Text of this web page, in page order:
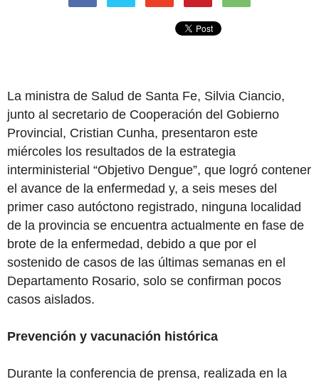
La ministra de Salud de Santa Fe, Silvia Ciancio,
junto al secretario de Cooperación del Gobierno
Provincial, Cristian Cunha, presentaron este
miércoles los resultados de la estrategia
interministerial “Objetivo Dengue”, que logró contener
el avance de la enfermedad y, a seis meses del
primer caso autóctono registrado, ninguna localidad
de la provincia se encuentra actualmente en fase de
brote de la enfermedad, debido a que por el
sostenido de casos de las últimas semanas en el
Departamento Rosario, solo se confirman pocos
casos aislados.
Prevención y vacunación histórica
Durante la conferencia de prensa, realizada en la